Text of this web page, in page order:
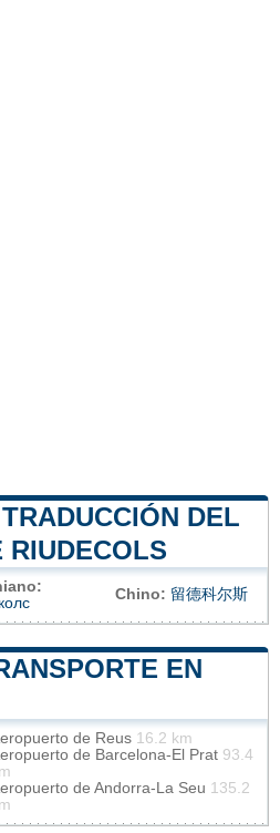
DEL
RIUDECOLS
Chino: 留德科尔斯
EN
de Reus 16.2 km
de Barcelona-El Prat 93.4
de Andorra-La Seu 135.2